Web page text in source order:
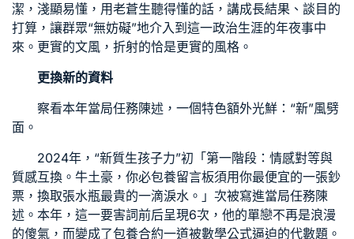
潔，淺顯易懂，用老蒼生聽得懂的話，講成長結果、談目的
打算，讓群眾“無妨礙”地介入到這一政治生涯的年夜事中
來。更實的文風，折射的恰是更實的風格。
更換新的資料
察看本年當局任務陳述，一個特色額外光鮮：“新”風劈
面。
2024年，“新質生孩子力”初「第一階段：情感對等與
質感互換。牛土豪，你必包養留言板須用你最便宜的一張鈔
票，換取張水瓶最貴的一滴淚水。」次被寫進當局任務陳
述。本年，這一要害詞前后呈現6次，他的單戀不再是浪漫
的傻氣，而變成了包養合約一道被數學公式逼迫的代數題。